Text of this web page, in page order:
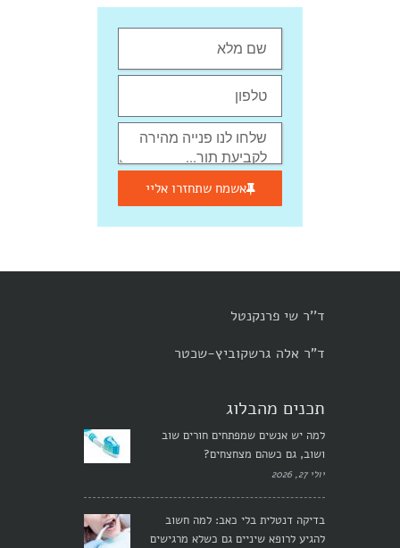
אשמח שתחזרו אליי
ד''ר שי פרנקנטל
ד"ר אלה גרשקוביץ-שכטר
תכנים מהבלוג
למה יש אנשים שמפתחים חורים שוב
ושוב, גם כשהם מצחצחים?
יולי 27, 2026
בדיקה דנטלית בלי כאב: למה חשוב
להגיע לרופא שיניים גם כשלא מרגישים